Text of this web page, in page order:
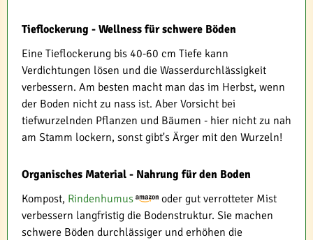
Tieflockerung - Wellness für schwere Böden
Eine Tieflockerung bis 40-60 cm Tiefe kann
Verdichtungen lösen und die Wasserdurchlässigkeit
verbessern. Am besten macht man das im Herbst, wenn
der Boden nicht zu nass ist. Aber Vorsicht bei
tiefwurzelnden Pflanzen und Bäumen - hier nicht zu nah
am Stamm lockern, sonst gibt's Ärger mit den Wurzeln!
Organisches Material - Nahrung für den Boden
Kompost, Rindenhumus
oder gut verrotteter Mist
verbessern langfristig die Bodenstruktur. Sie machen
schwere Böden durchlässiger und erhöhen die